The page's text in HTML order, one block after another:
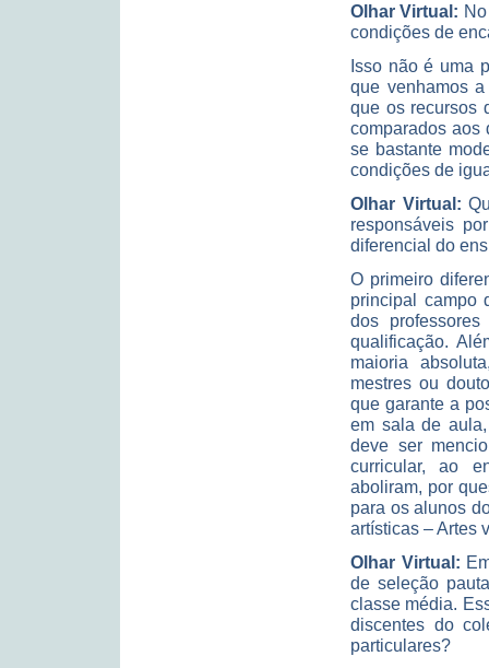
Olhar Virtual:
condições de
Isso não é uma
que venhamos
que os recursos
comparados aos
se bastante
condições de
Olhar Virtual:
responsáveis
diferencial do
O primeiro
principal campo
dos
qualificação.
maioria
mestres ou
que garante a
em sala de
deve ser
curricular, ao
aboliram, por
para os alunos
artísticas – Artes
Olhar Virtual:
de seleção
classe média.
discentes do
particulares?